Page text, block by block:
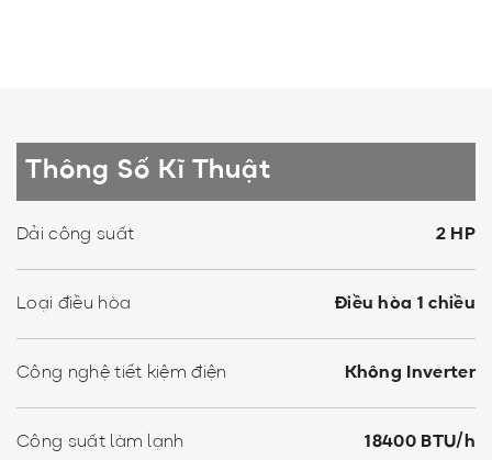
Thông Số Kĩ Thuật
Dải công suất 2 HP
Loại điều hòa Điều hòa 1 chiều
Công nghệ tiết kiệm điện Không Inverter
Công suất làm lạnh 18400 BTU/h